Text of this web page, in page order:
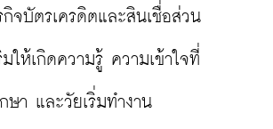
จบัตรเครดิตและสินเชื่อส่วน
ให้เกิดความรู้ ความเข้าใจที่
ษา และวัยเริ่มทำงาน